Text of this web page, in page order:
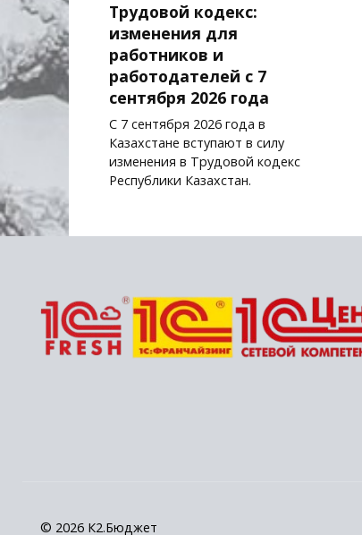
Трудовой кодекс:
изменения для
работников и
работодателей с 7
сентября 2026 года
С 7 сентября 2026 года в
Казахстане вступают в силу
изменения в Трудовой кодекс
Республики Казахстан.
© 2026 К2.Бюджет